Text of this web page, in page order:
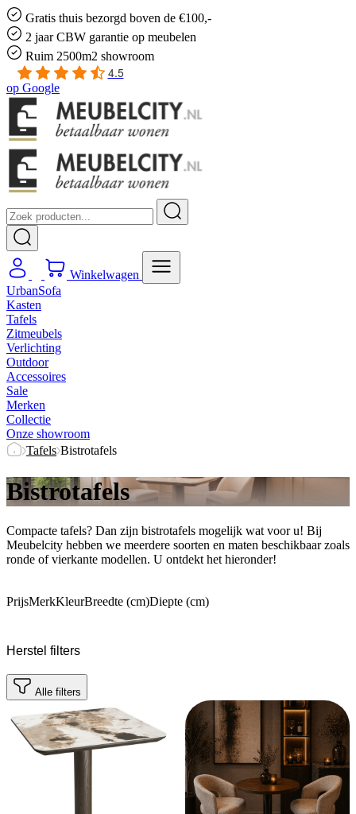
Gratis thuis bezorgd boven de €100,-
2 jaar CBW garantie op meubelen
Ruim 2500m2 showroom
4.5
op Google
Winkelwagen
UrbanSofa
Kasten
Tafels
Zitmeubels
Verlichting
Outdoor
Accessoires
Sale
Merken
Collectie
Onze showroom
Tafels Bistrotafels
Bistrotafels
Compacte tafels? Dan zijn bistrotafels mogelijk wat voor u! Bij
Meubelcity hebben we meerdere soorten en maten beschikbaar zoals
ronde of vierkante modellen. U ontdekt het hieronder!
PrijsMerkKleurBreedte (cm)Diepte (cm)
Herstel filters
Alle filters